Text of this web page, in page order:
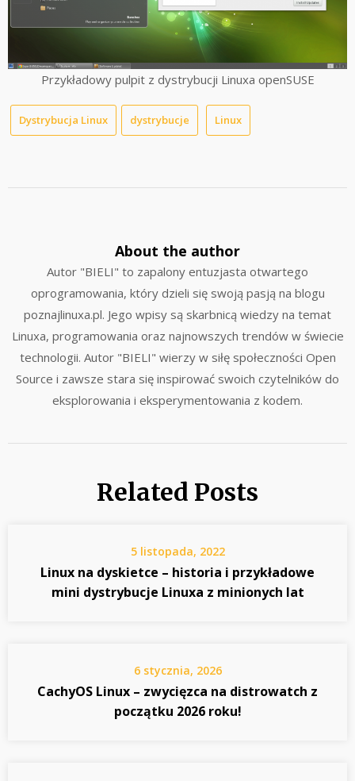
Przykładowy pulpit z dystrybucji Linuxa openSUSE
Dystrybucja Linux dystrybucje Linux
About the author
Autor "BIELI" to zapalony entuzjasta otwartego
oprogramowania, który dzieli się swoją pasją na blogu
poznajlinuxa.pl. Jego wpisy są skarbnicą wiedzy na temat
Linuxa, programowania oraz najnowszych trendów w świecie
technologii. Autor "BIELI" wierzy w siłę społeczności Open
Source i zawsze stara się inspirować swoich czytelników do
eksplorowania i eksperymentowania z kodem.
Related Posts
5 listopada, 2022
Linux na dyskietce – historia i przykładowe
mini dystrybucje Linuxa z minionych lat
6 stycznia, 2026
CachyOS Linux – zwycięzca na distrowatch z
początku 2026 roku!